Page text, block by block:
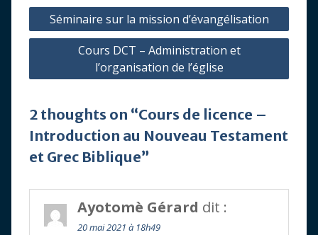
Navigation
de
l’article
Séminaire sur la mission d’évangélisation
Cours DCT – Administration et
l’organisation de l’église
2 thoughts on “Cours de licence –
Introduction au Nouveau Testament
et Grec Biblique”
Ayotomè Gérard dit :
20 mai 2021 à 18h49